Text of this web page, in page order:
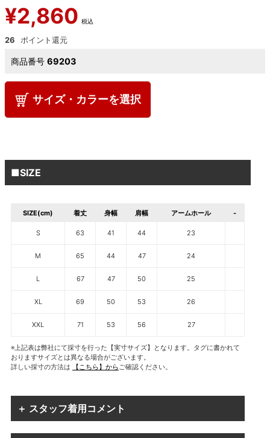
¥2,860 税込
26
商品番号 69203
サイズ・カラーを選択
■SIZE
SIZE(cm) 着丈 身幅 肩幅 アームホール -
S 63 41 44 23
M 65 44 47 24
L 67 47 50 25
XL 69 50 53 26
XXL 71 53 56 27
※上記表は弊社にて採寸を行った【実寸サイズ】となります。タグに書かれて
おりますサイズとは異なる場合がございます。
詳しい採寸の方法は
【こちら】からご確認ください。
＋ スタッフ着用コメント